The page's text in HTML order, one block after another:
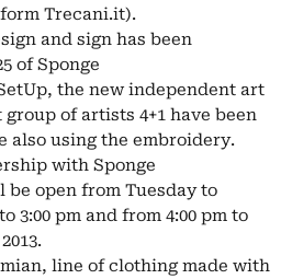
Trecani.it).
and sign has been
of Sponge
the new independent art
of artists 4+1 have been
also using the embroidery.
with Sponge
open from Tuesday to
3:00 pm and from 4:00 pm to
line of clothing made with